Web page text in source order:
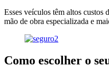
Esses veículos têm altos custos
mão de obra especializada e
Como escolher o